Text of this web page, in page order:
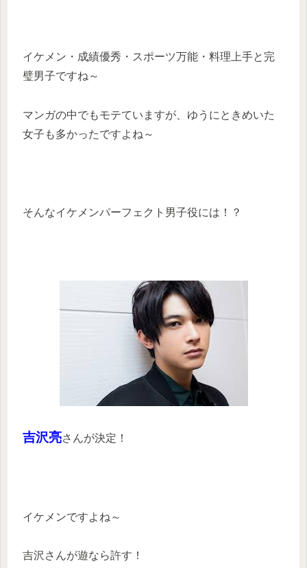
イケメン・成績優秀・スポーツ万能・料理上手と完
璧男子ですね～
マンガの中でもモテていますが、ゆうにときめいた
女子も多かったですよね～
そんなイケメンパーフェクト男子役には！？
吉沢亮さんが決定！
イケメンですよね～
吉沢さんが遊なら許す！